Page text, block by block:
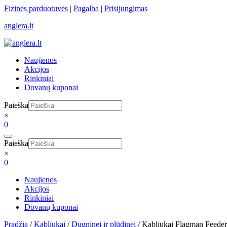
Skip
content
Fizinės parduotuvės | Pagalba | Prisijungimas
anglera.lt
Naujienos
Akcijos
Rinkiniai
Dovanų kuponai
Paieška
×
0
Paieška
×
0
Naujienos
Akcijos
Rinkiniai
Dovanų kuponai
Pradžia /Kabliukai /Dugninei ir plūdinei / Kabliukai Flagman